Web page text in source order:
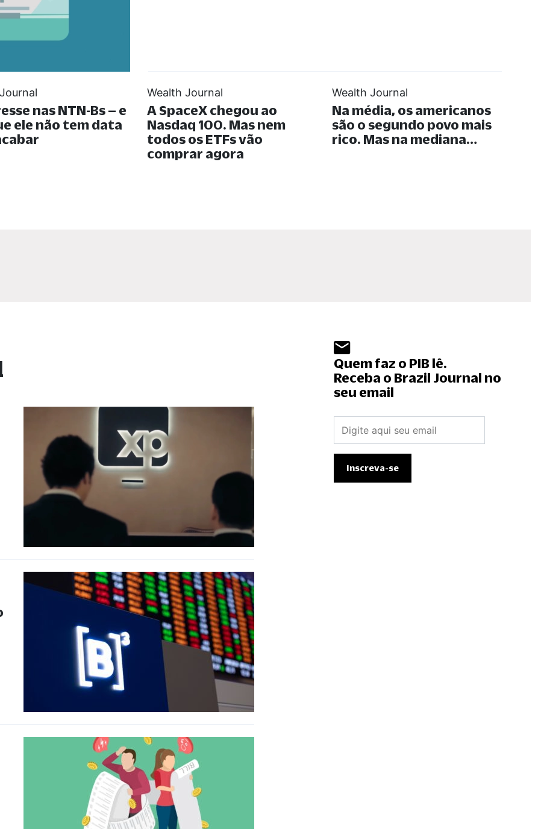
nas NTN-Bs – e
ele não tem data
Wealth Journal
A SpaceX chegou ao
Nasdaq 100. Mas nem
todos os ETFs vão
comprar agora
Wealth Journal
Na média, os americanos
são o segundo povo mais
rico. Mas na mediana…
Quem faz o PIB lê.
Receba o Brazil Journal no
seu email